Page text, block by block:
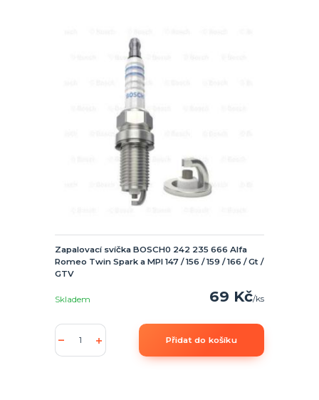
Zapalovací svíčka BOSCH0 242 235 666 Alfa
Romeo Twin Spark a MPI 147 / 156 / 159 / 166 / Gt /
GTV
69 Kč/ks
Skladem
Přidat do košíku